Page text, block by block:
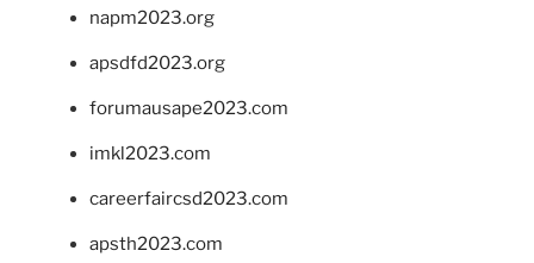
napm2023.org
apsdfd2023.org
forumausape2023.com
imkl2023.com
careerfaircsd2023.com
apsth2023.com